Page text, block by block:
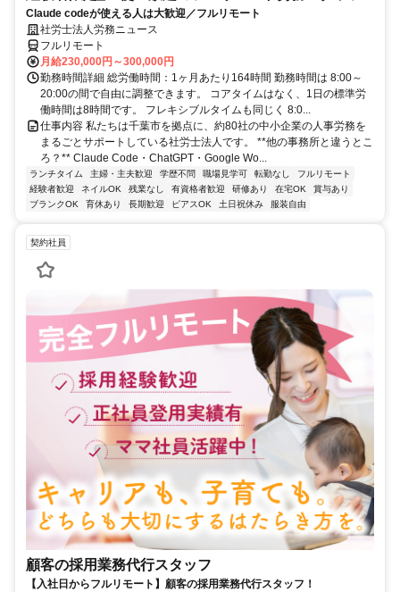
Claude codeが使える人は大歓迎／フルリモート
社労士法人労務ニュース
フルリモート
月給230,000円～300,000円
勤務時間詳細 総労働時間：1ヶ月あたり164時間 勤務時間は 8:00～
20:00の間で自由に調整できます。 コアタイムはなく、1日の標準労
働時間は8時間です。 フレキシブルタイムも同じく 8:0...
仕事内容 私たちは千葉市を拠点に、約80社の中小企業の人事労務を
まるごとサポートしている社労士法人です。 **他の事務所と違うとこ
ろ？** Claude Code・ChatGPT・Google Wo...
ランチタイム 主婦・主夫歓迎 学歴不問 職場見学可 転勤なし
フルリモート
経験者歓迎
ネイルOK 残業なし 有資格者歓迎 研修あり 在宅OK
賞与あり
ブランクOK
育休あり 長期歓迎 ピアスOK 土日祝休み 服装自由
契約社員
顧客の採用業務代行スタッフ
【入社日からフルリモート】顧客の採用業務代行スタッフ！